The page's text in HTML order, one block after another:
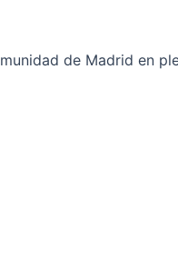
de Madrid en